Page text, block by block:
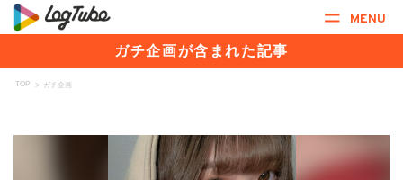
MENU
ガチ企画が含まれた記事
TOP > ガチ企画